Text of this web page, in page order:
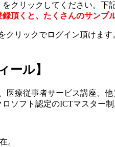
クリックしてください。
頂くと、たくさんのサンプ
クリックでログイン頂けま
ル】
療従事者サービス講座、
ソフト認定のICTマスター
。